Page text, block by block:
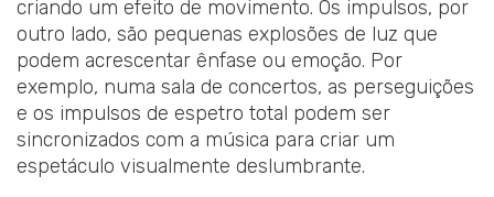
criando um efeito de movimento. Os impulsos, por
outro lado, são pequenas explosões de luz que
podem acrescentar ênfase ou emoção. Por
exemplo, numa sala de concertos, as perseguições
e os impulsos de espetro total podem ser
sincronizados com a música para criar um
espetáculo visualmente deslumbrante.